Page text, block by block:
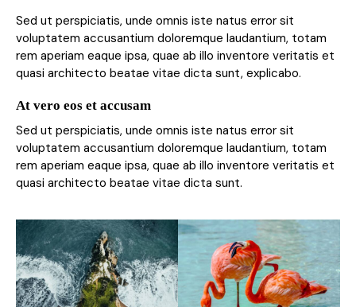
Sed ut perspiciatis, unde omnis iste natus error sit
voluptatem accusantium doloremque laudantium, totam
rem aperiam eaque ipsa, quae ab illo inventore veritatis et
quasi architecto beatae vitae dicta sunt, explicabo.
At vero eos et accusam
Sed ut perspiciatis, unde omnis iste natus error sit
voluptatem accusantium doloremque laudantium, totam
rem aperiam eaque ipsa, quae ab illo inventore veritatis et
quasi architecto beatae vitae dicta sunt.